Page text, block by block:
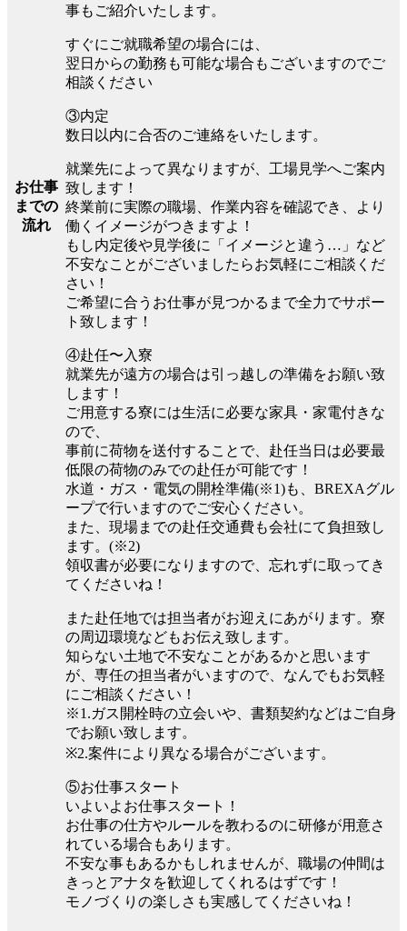
お仕事
までの
流れ
事もご紹介いたします。
すぐにご就職希望の場合には、
翌日からの勤務も可能な場合もございますのでご
相談ください
③内定
数日以内に合否のご連絡をいたします。
就業先によって異なりますが、工場見学へご案内
致します！
終業前に実際の職場、作業内容を確認でき、より
働くイメージがつきますよ！
もし内定後や見学後に「イメージと違う…」など
不安なことがございましたらお気軽にご相談くだ
さい！
ご希望に合うお仕事が見つかるまで全力でサポー
ト致します！
④赴任〜入寮
就業先が遠方の場合は引っ越しの準備をお願い致
します！
ご用意する寮には生活に必要な家具・家電付きな
ので、
事前に荷物を送付することで、赴任当日は必要最
低限の荷物のみでの赴任が可能です！
水道・ガス・電気の開栓準備(※1)も、BREXAグル
ープで行いますのでご安心ください。
また、現場までの赴任交通費も会社にて負担致し
ます。(※2)
領収書が必要になりますので、忘れずに取ってき
てくださいね！
また赴任地では担当者がお迎えにあがります。寮
の周辺環境などもお伝え致します。
知らない土地で不安なことがあるかと思います
が、専任の担当者がいますので、なんでもお気軽
にご相談ください！
※1.ガス開栓時の立会いや、書類契約などはご自身
でお願い致します。
※2.案件により異なる場合がございます。
⑤お仕事スタート
いよいよお仕事スタート！
お仕事の仕方やルールを教わるのに研修が用意さ
れている場合もあります。
不安な事もあるかもしれませんが、職場の仲間は
きっとアナタを歓迎してくれるはずです！
モノづくりの楽しさも実感してくださいね！